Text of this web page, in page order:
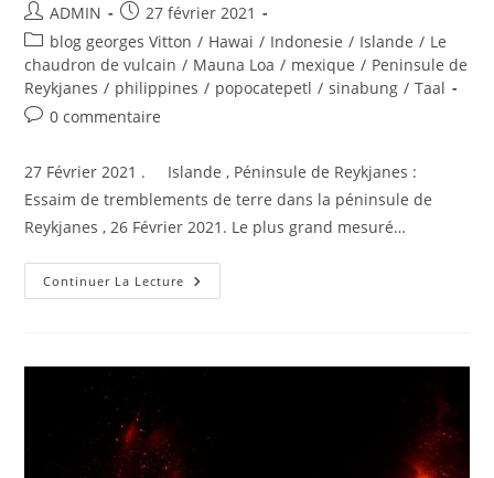
Auteur/autrice
de
la
publication :
ADMIN
Publication
publiée :
27 février 2021
Post
category:
blog georges Vitton / Hawai / Indonesie / Islande / Le
chaudron de vulcain / Mauna Loa / mexique / Peninsule de
Reykjanes / philippines / popocatepetl / sinabung / Taal
Commentaires
la
0 commentaire
27 Février 2021 . Islande , Péninsule de Reykjanes :
Essaim de tremblements de terre dans la péninsule de
Reykjanes , 26 Février 2021. Le plus grand mesuré…
Continuer La Lecture 27
Février
Reykjanes